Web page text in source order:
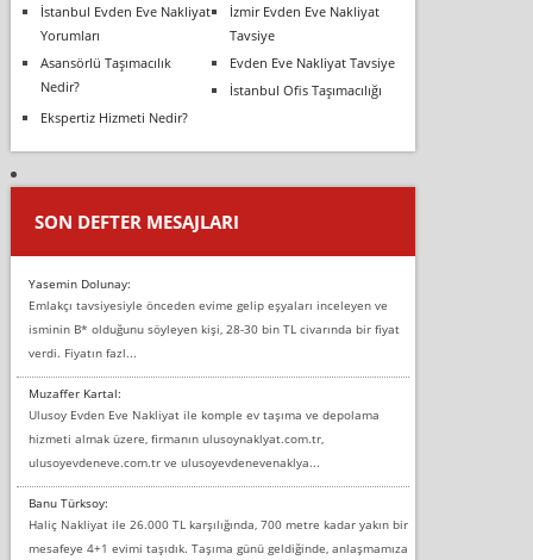
İstanbul Evden Eve Nakliyat
Yorumları
İzmir Evden Eve Nakliyat
Tavsiye
Asansörlü Taşımacılık
Nedir?
Evden Eve Nakliyat Tavsiye
İstanbul Ofis Taşımacılığı
Ekspertiz Hizmeti Nedir?
SON DEFTER MESAJLARI
Yasemin Dolunay:
Emlakçı tavsiyesiyle önceden evime gelip eşyaları inceleyen ve
isminin B* olduğunu söyleyen kişi, 28-30 bin TL civarında bir fiyat
verdi. Fiyatın fazl...
Muzaffer Kartal:
Ulusoy Evden Eve Nakliyat ile komple ev taşıma ve depolama
hizmeti almak üzere, firmanın ulusoynaklyat.com.tr,
ulusoyevdeneve.com.tr ve ulusoyevdenevenaklya...
Banu Türksoy:
Haliç Nakliyat ile 26.000 TL karşılığında, 700 metre kadar yakın bir
mesafeye 4+1 evimi taşıdık. Taşıma günü geldiğinde, anlaşmamıza